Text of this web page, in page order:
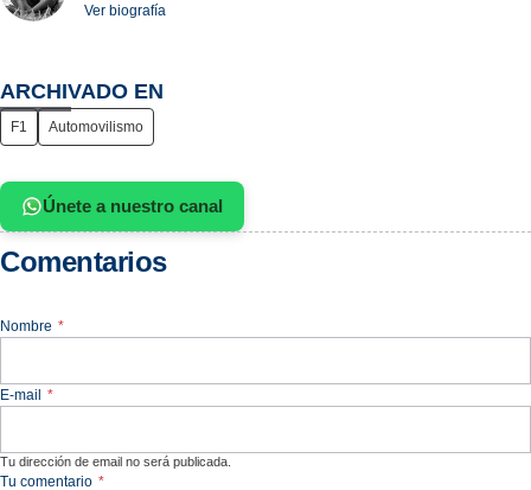
Ver biografía
ARCHIVADO EN
F1 Automovilismo
Únete a nuestro canal
Comentarios
Nombre *
E-mail *
Tu dirección de email no será publicada.
Tu comentario *